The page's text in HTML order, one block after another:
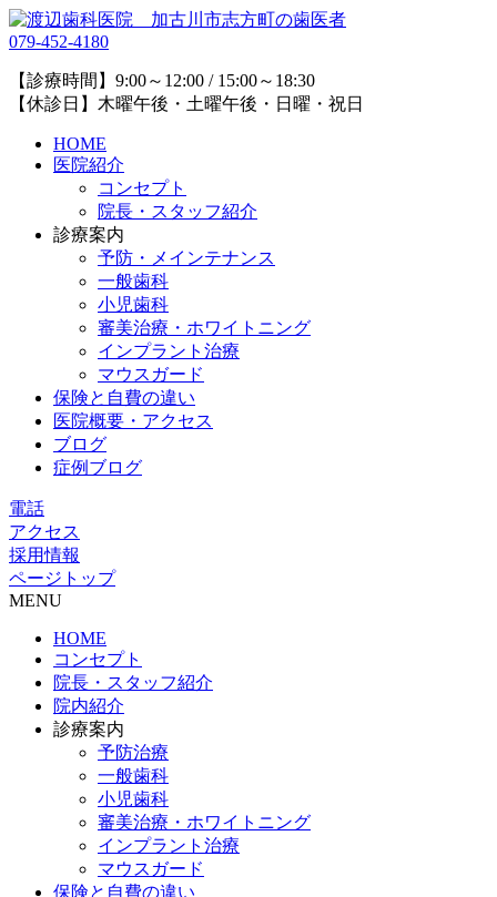
079-452-4180
【診療時間】9:00～12:00 / 15:00～18:30
【休診日】木曜午後・土曜午後・日曜・祝日
HOME
医院紹介
コンセプト
院長・スタッフ紹介
診療案内
予防・メインテナンス
一般歯科
小児歯科
審美治療・ホワイトニング
インプラント治療
マウスガード
保険と自費の違い
医院概要・アクセス
ブログ
症例ブログ
電話
アクセス
採用情報
ページトップ
MENU
HOME
コンセプト
院長・スタッフ紹介
院内紹介
診療案内
予防治療
一般歯科
小児歯科
審美治療・ホワイトニング
インプラント治療
マウスガード
保険と自費の違い